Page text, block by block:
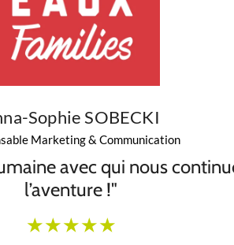
Sophie SOBECKI
Marketing & Communication
avec qui nous
l’aventure !"
★★★★★